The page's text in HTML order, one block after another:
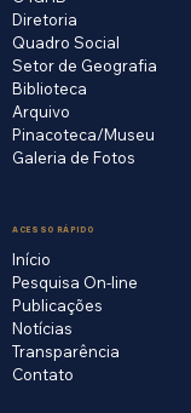
Diretoria
Quadro Social
Setor de Geografia
Biblioteca
Arquivo
Pinacoteca/Museu
Galeria de Fotos
ACESSO RÁPIDO
Início
Pesquisa On-line
Publicações
Notícias
Transparência
Contato